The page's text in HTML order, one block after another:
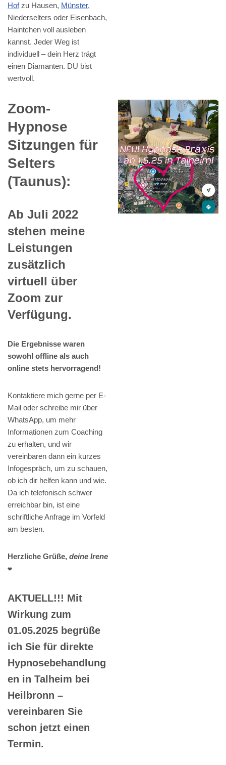
Hofzu Hausen, Münster,
Niederselters oder Eisenbach,
Haintchen voll ausleben
kannst. Jeder Weg ist
individuell – dein Herz trägt
einen Diamanten. DU bist
wertvoll.
Zoom-
Hypnose
Sitzungen für
Selters
(Taunus):
Ab Juli 2022
stehen meine
Leistungen
zusätzlich
virtuell über
Zoom zur
Verfügung.
Die Ergebnisse waren
sowohl offline als auch
online stets hervorragend!
Kontaktiere mich gerne per E-
Mail oder schreibe mir über
WhatsApp, um mehr
Informationen zum Coaching
zu erhalten, und wir
vereinbaren dann ein kurzes
Infogespräch, um zu schauen,
ob ich dir helfen kann und wie.
Da ich telefonisch schwer
erreichbar bin, ist eine
schriftliche Anfrage im Vorfeld
am besten.
Herzliche Grüße, deine Irene
❤️
AKTUELL!!! Mit
Wirkung zum
01.05.2025 begrüße
ich Sie für direkte
Hypnosebehandlung
en in Talheim bei
Heilbronn –
vereinbaren Sie
schon jetzt einen
Termin.